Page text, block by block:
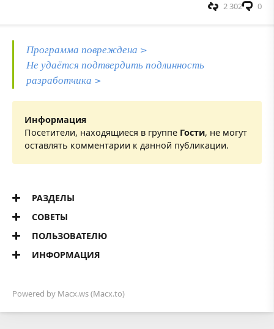
0
2 302
Программа повреждена >
Не удаётся подтвердить подлинность
разработчика >
Информация
Посетители, находящиеся в группе Гости, не могут
оставлять комментарии к данной публикации.
РАЗДЕЛЫ
СОВЕТЫ
ПОЛЬЗОВАТЕЛЮ
ИНФОРМАЦИЯ
Powered by Macx.ws(Macx.to)